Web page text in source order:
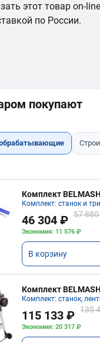
этот товар on-
по России.
покупают
Комплект
Комплект: станок и
46 304 ₽ 57
Экономия: 11 576 ₽
В корзину
Комплект
Комплект: станок,
115 133 ₽ 135
Экономия: 20 317 ₽